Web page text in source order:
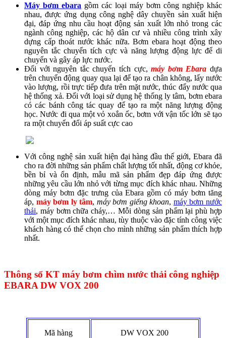
Máy bơm ebara gồm các loại máy bơm công nghiệp khác
nhau, được ứng dụng công nghệ dây chuyền sản xuất hiện
đại, đáp ứng nhu cầu hoạt động sản xuất lớn nhỏ trong các
ngành công nghiệp, các hộ dân cư và nhiều công trình xây
dựng cấp thoát nước khác nữa. Bơm ebara hoạt động theo
nguyên tắc chuyển tích cực và năng lượng động lực để di
chuyển và gây áp lực nước.
Đối với nguyên tắc chuyển tích cực,máy bơm Ebara dựa
trên chuyển động quay qua lại để tạo ra chân không, lấy nước
vào lượng, rồi trực tiếp đưa trên mặt nước, thúc đẩy nước qua
hệ thống xả. Đối với loại sử dụng hệ thống ly tâm, bơm ebara
có các bánh công tác quay để tạo ra một năng lượng động
học. Nước đi qua một vỏ xoắn ốc, bơm với vận tốc lớn sẽ tạo
ra một chuyển đổi áp suất cực cao
Với công nghệ sản xuất hiện đại hàng đầu thế giới, Ebara đã
cho ra đời những sản phẩm chất lượng tốt nhất, động cơ khỏe,
bền bỉ và ổn định, mẫu mã sản phẩm đẹp đáp ứng được
những yêu cầu lớn nhỏ với từng mục đích khác nhau. Những
dòng máy bơm đặc trưng của Ebara gồm có máy bơm tăng
áp, máy bơm ly tâm, máy bơm giếng khoan, máy bơm nước
thải, máy bơm chữa cháy,… Mỗi dòng sản phẩm lại phù hợp
với một mục đích khác nhau, tùy thuộc vào đặc tính công việc
khách hàng có thể chọn cho mình những sản phẩm thích hợp
nhất.
Thông số KT máy bơm chìm nước thải công nghiệp
EBARA DW VOX 200
Mã hàng DW VOX 200